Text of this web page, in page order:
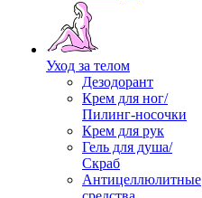
Уход за телом
Дезодорант
Крем для ног/
Пилинг-носочки
Крем для рук
Гель для душа/
Скраб
Антицеллюлитные